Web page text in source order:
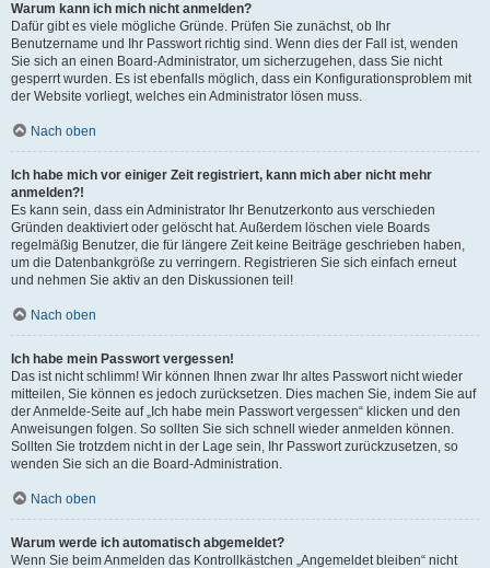
Warum kann ich mich nicht anmelden?
Dafür gibt es viele mögliche Gründe. Prüfen Sie zunächst, ob Ihr
Benutzername und Ihr Passwort richtig sind. Wenn dies der Fall ist, wenden
Sie sich an einen Board-Administrator, um sicherzugehen, dass Sie nicht
gesperrt wurden. Es ist ebenfalls möglich, dass ein Konfigurationsproblem mit
der Website vorliegt, welches ein Administrator lösen muss.
Nach oben
Ich habe mich vor einiger Zeit registriert, kann mich aber nicht mehr
anmelden?!
Es kann sein, dass ein Administrator Ihr Benutzerkonto aus verschieden
Gründen deaktiviert oder gelöscht hat. Außerdem löschen viele Boards
regelmäßig Benutzer, die für längere Zeit keine Beiträge geschrieben haben,
um die Datenbankgröße zu verringern. Registrieren Sie sich einfach erneut
und nehmen Sie aktiv an den Diskussionen teil!
Nach oben
Ich habe mein Passwort vergessen!
Das ist nicht schlimm! Wir können Ihnen zwar Ihr altes Passwort nicht wieder
mitteilen, Sie können es jedoch zurücksetzen. Dies machen Sie, indem Sie auf
der Anmelde-Seite auf „Ich habe mein Passwort vergessen“ klicken und den
Anweisungen folgen. So sollten Sie sich schnell wieder anmelden können.
Sollten Sie trotzdem nicht in der Lage sein, Ihr Passwort zurückzusetzen, so
wenden Sie sich an die Board-Administration.
Nach oben
Warum werde ich automatisch abgemeldet?
Wenn Sie beim Anmelden das Kontrollkästchen „Angemeldet bleiben“ nicht